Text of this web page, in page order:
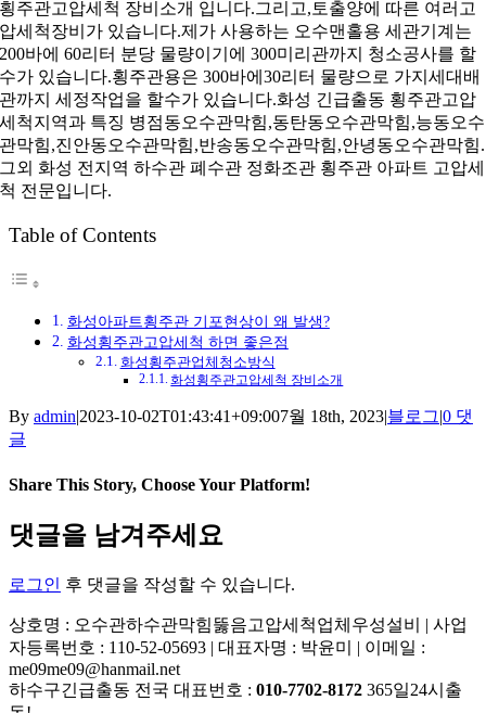
횡주관고압세척 장비소개 입니다.그리고,토출양에 따른 여러고
압세척장비가 있습니다.제가 사용하는 오수맨홀용 세관기계는
200바에 60리터 분당 물량이기에 300미리관까지 청소공사를 할
수가 있습니다.횡주관용은 300바에30리터 물량으로 가지세대배
관까지 세정작업을 할수가 있습니다.화성 긴급출동 횡주관고압
세척지역과 특징 병점동오수관막힘,동탄동오수관막힘,능동오수
관막힘,진안동오수관막힘,반송동오수관막힘,안녕동오수관막힘.
그외 화성 전지역 하수관 폐수관 정화조관 횡주관 아파트 고압세
척 전문입니다.
Table of Contents
화성아파트횡주관 기포현상이 왜 발생?
화성횡주관고압세척 하면 좋은점
화성횡주관업체청소방식
화성횡주관고압세척 장비소개
By admin|2023-10-02T01:43:41+09:007월 18th, 2023|블로그|0 댓
글
Share This Story, Choose Your Platform!
Facebook
X
Reddit
LinkedIn
Tumblr
Pinterest
Vk
이
메
댓글을 남겨주세요
로그인 후 댓글을 작성할 수 있습니다.
상호명 : 오수관하수관막힘뚫음고압세척업체우성설비 | 사업
자등록번호 : 110-52-05693 | 대표자명 : 박윤미 | 이메일 :
me09me09@hanmail.net
하수구긴급출동 전국 대표번호 : 010-7702-8172 365일24시출